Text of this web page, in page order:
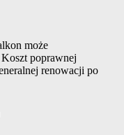
może
poprawnej
renowacji po